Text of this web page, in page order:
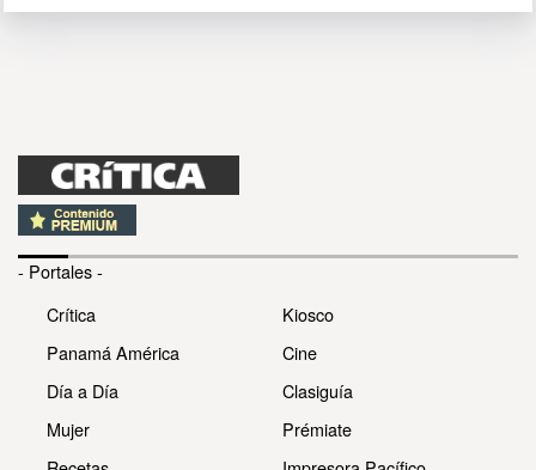
- Portales -
Crítica
Panamá América
Día a Día
Mujer
Kiosco
Cine
Clasiguía
Prémiate